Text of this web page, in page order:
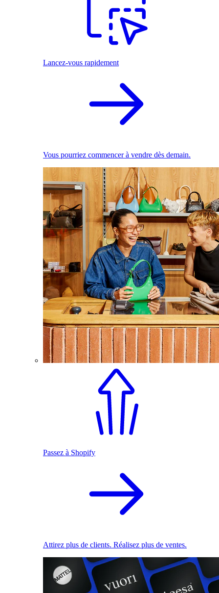
Lancez-vous rapidement
Vous pourriez commencer à vendre dès demain.
Passez à Shopify
Attirez plus de clients. Réalisez plus de ventes.